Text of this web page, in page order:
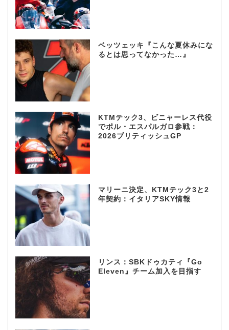
ベッツェッキ『こんな夏休みにな
るとは思ってなかった…』
KTMテック3、ビニャーレス代役
でポル・エスパルガロ参戦：
2026ブリティッシュGP
マリーニ決定、KTMテック3と2
年契約：イタリアSKY情報
リンス：SBKドゥカティ『Go
Eleven』チーム加入を目指す